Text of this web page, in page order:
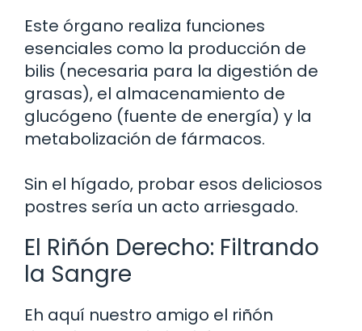
Este órgano realiza funciones
esenciales como la producción de
bilis (necesaria para la digestión de
grasas), el almacenamiento de
glucógeno (fuente de energía) y la
metabolización de fármacos.
Sin el hígado, probar esos deliciosos
postres sería un acto arriesgado.
El Riñón Derecho: Filtrando
la Sangre
Eh aquí nuestro amigo el riñón